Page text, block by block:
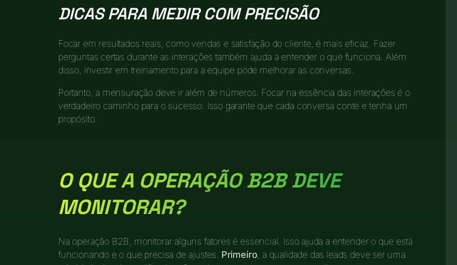
DICAS PARA MEDIR COM PRECISÃO
Focar em resultados reais, como vendas e satisfação do cliente, é mais eficaz. Fazer
perguntas certas durante as interações também ajuda a entender o que funciona. Além
disso, investir em treinamento para a equipe pode melhorar as conversas.
Portanto, a mensuração deve ir além de números. Focar na essência das interações é o
verdadeiro caminho para o sucesso. Isso garante que cada conversa conte e tenha um
propósito.
O QUE A OPERAÇÃO B2B DEVE
MONITORAR?
Na operação B2B, monitorar alguns fatores é essencial. Isso ajuda a entender o que está
funcionando e o que precisa de ajustes. Primeiro , a qualidade das leads deve ser uma